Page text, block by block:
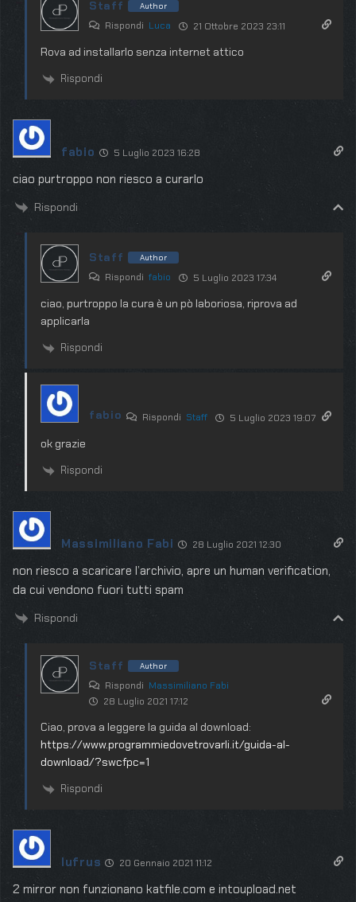
Staff Author
Rispondi Luca 21 Ottobre 2023 23:11
Rova ad installarlo senza internet attico
Rispondi
fabio 5 Luglio 2023 16:28
ciao purtroppo non riesco a curarlo
Rispondi
Staff Author
Rispondi fabio 5 Luglio 2023 17:34
ciao, purtroppo la cura è un pò laboriosa, riprova ad
applicarla
Rispondi
fabio Rispondi Staff 5 Luglio 2023 19:07
ok grazie
Rispondi
Massimiliano Fabi 28 Luglio 2021 12:30
non riesco a scaricare l’archivio, apre un human verification,
da cui vendono fuori tutti spam
Rispondi
Staff Author
Rispondi Massimiliano Fabi
28 Luglio 2021 17:12
Ciao, prova a leggere la guida al download:
https://www.programmiedovetrovarli.it/guida-al-
download/?swcfpc=1
Rispondi
lufrus 20 Gennaio 2021 11:12
2 mirror non funzionano katfile.com e intoupload.net